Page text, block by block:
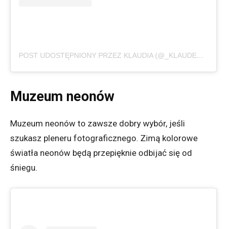
POST UDOSTĘPNIONY PRZEZ KLAUDIA (@_KLAUDECZKA)
Muzeum neonów
Muzeum neonów to zawsze dobry wybór, jeśli
szukasz pleneru fotograficznego. Zimą kolorowe
światła neonów będą przepięknie odbijać się od
śniegu.